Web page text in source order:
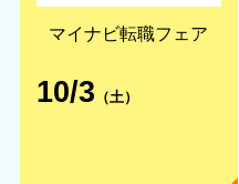
マイナビ転職フェア
10/3 （土）